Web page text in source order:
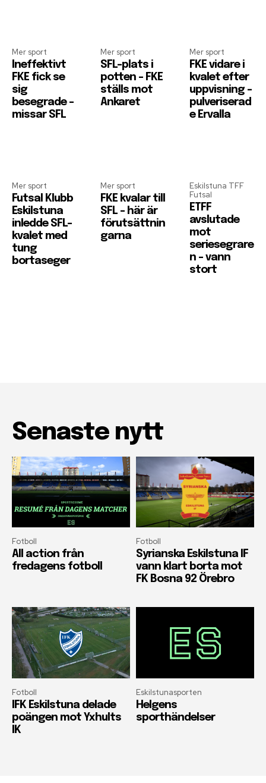
Mer sport
Ineffektivt
FKE fick se
sig
besegrade –
missar SFL
Mer sport
SFL-plats i
potten – FKE
ställs mot
Ankaret
Mer sport
FKE vidare i
kvalet efter
uppvisning –
pulveriserad
e Ervalla
Mer sport
Futsal Klubb
Eskilstuna
inledde SFL-
kvalet med
tung
bortaseger
Mer sport
FKE kvalar till
SFL – här är
förutsättnin
garna
Eskilstuna TFF
Futsal
ETFF
avslutade
mot
seriesegrare
n – vann
stort
Senaste nytt
Fotboll
All action från
fredagens fotboll
Fotboll
Syrianska Eskilstuna IF
vann klart borta mot
FK Bosna 92 Örebro
Fotboll
IFK Eskilstuna delade
poängen mot Yxhults
IK
Eskilstunasporten
Helgens
sporthändelser